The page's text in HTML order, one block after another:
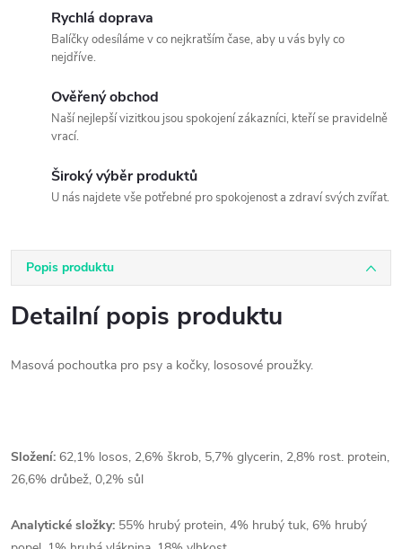
Rychlá doprava
Balíčky odesíláme v co nejkratším čase, aby u vás byly co
nejdříve.
Ověřený obchod
Naší nejlepší vizitkou jsou spokojení zákazníci, kteří se pravidelně
vrací.
Široký výběr produktů
U nás najdete vše potřebné pro spokojenost a zdraví svých zvířat.
Popis produktu
Detailní popis produktu
Masová pochoutka pro psy a kočky, lososové proužky.
Složení: 62,1% losos, 2,6% škrob, 5,7% glycerin, 2,8% rost. protein,
26,6% drůbež, 0,2% sůl
Analytické složky: 55% hrubý protein, 4% hrubý tuk, 6% hrubý